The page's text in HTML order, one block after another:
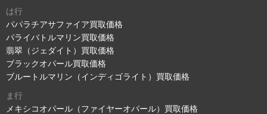
は行
パパラチアサファイア買取価格
パライバトルマリン買取価格
翡翠（ジェダイト）買取価格
ブラックオパール買取価格
ブルートルマリン（インディゴライト）買取価格
ま行
メキシコオパール（ファイヤーオパール）買取価格